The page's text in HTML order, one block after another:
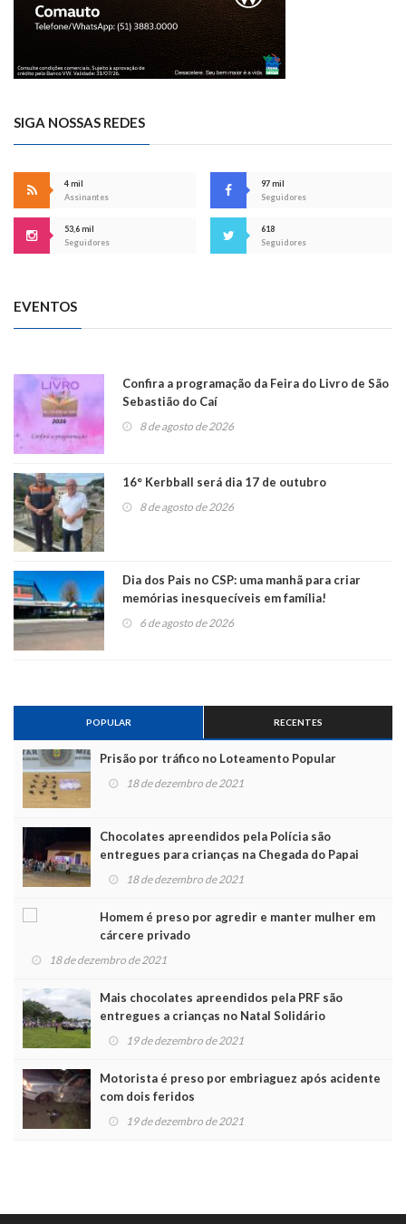
SIGA NOSSAS REDES
4 mil
Assinantes
97 mil
Seguidores
53,6 mil
Seguidores
618
Seguidores
EVENTOS
Confira a programação da Feira do Livro de São
Sebastião do Caí
8 de agosto de 2026
16° Kerbball será dia 17 de outubro
8 de agosto de 2026
Dia dos Pais no CSP: uma manhã para criar
memórias inesquecíveis em família!
6 de agosto de 2026
POPULAR RECENTES
Prisão por tráfico no Loteamento Popular
18 de dezembro de 2021
Chocolates apreendidos pela Polícia são
entregues para crianças na Chegada do Papai
Noel 18 de dezembro de 2021
Homem é preso por agredir e manter mulher em
cárcere privado
18 de dezembro de 2021
Mais chocolates apreendidos pela PRF são
entregues a crianças no Natal Solidário
19 de dezembro de 2021
Motorista é preso por embriaguez após acidente
com dois feridos
19 de dezembro de 2021